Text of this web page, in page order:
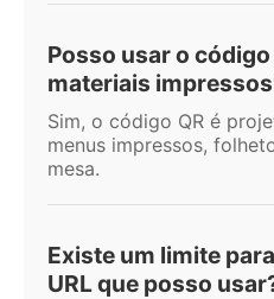
Posso usar o
materiais
Sim, o código QR é
menus impressos,
mesa.
Existe um limite
URL que posso